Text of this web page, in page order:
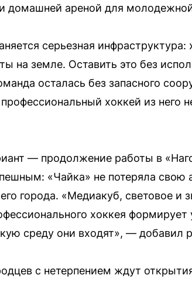
домашней ареной для
серьезная
на земле. Оставить это без
осталась без запасного
хоккей из него
— продолжение работы в
«Чайка» не потеряла свою
города. «Медиакуб, световое и
хоккея
среду они входят», — добавил
с нетерпением ждут